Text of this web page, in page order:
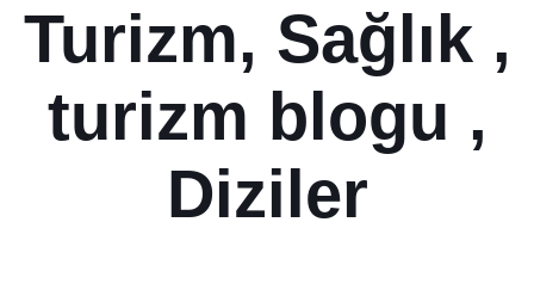
Turizm, Sağlık ,
turizm blogu ,
Diziler